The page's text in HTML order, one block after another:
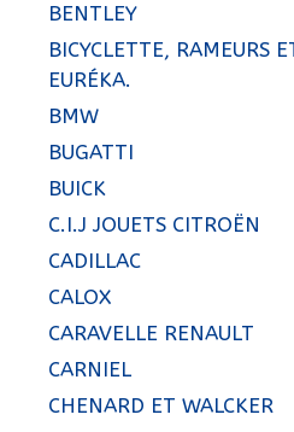
BENTLEY
BICYCLETTE, RAMEURS
EURÉKA.
BMW
BUGATTI
BUICK
C.I.J JOUETS CITROËN
CADILLAC
CALOX
CARAVELLE RENAULT
CARNIEL
CHENARD ET WALCKER